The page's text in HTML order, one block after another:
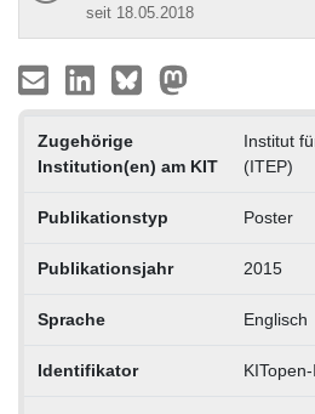
seit 18.05.2018
Zugehörige
Institution(en) am KIT
Institut
(ITEP)
Publikationstyp Poster
Publikationsjahr 2015
Sprache Englisch
Identifikator